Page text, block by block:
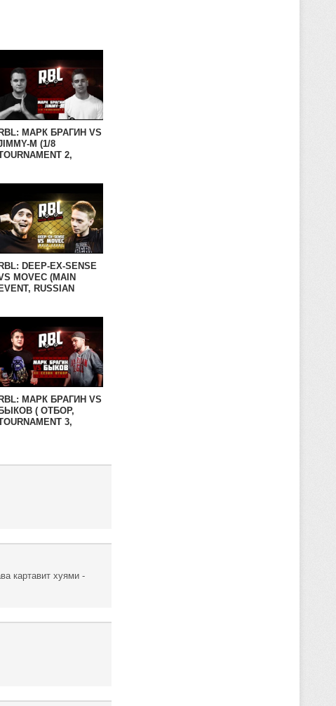
RBL: МАРК БРАГИН VS
M (1/8
2,
RBL: DEEP-EX-SENSE
MOVEC (MAIN
EVENT, RUSSIAN
RBL: МАРК БРАГИН VS
БЫКОВ ( ОТБОР,
3,
картавит хуями -